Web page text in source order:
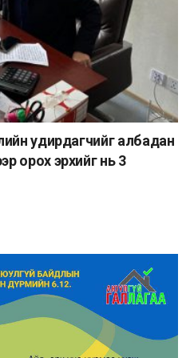
удирдагчийг албадан
орох эрхийг нь 3